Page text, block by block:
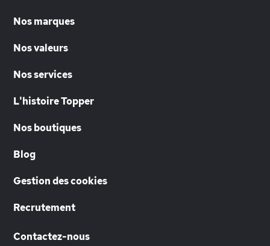
Nos marques
Nos valeurs
Nos services
L'histoire Topper
Nos boutiques
Blog
Gestion des cookies
Recrutement
Contactez-nous